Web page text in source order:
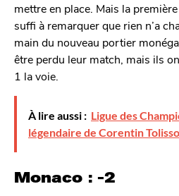
mettre en place. Mais la
suffi à remarquer que rien n’a
main du nouveau portier
être perdu leur match, mais ils
1 la voie.
À lire aussi : Ligue des
légendaire de Corentin
Monaco : -2